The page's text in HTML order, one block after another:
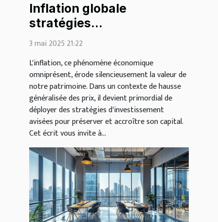
Inflation globale
stratégies
d'investissement pour
3 mai 2025 21:22
L'inflation, ce phénomène économique
omniprésent, érode silencieusement la valeur de
notre patrimoine. Dans un contexte de hausse
généralisée des prix, il devient primordial de
déployer des stratégies d'investissement
avisées pour préserver et accroître son capital.
Cet écrit vous invite à...